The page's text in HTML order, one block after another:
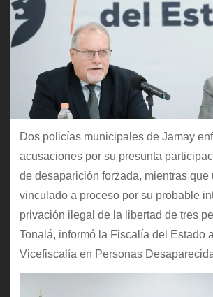
Dos policías municipales de Jamay
acusaciones por su presunta
de desaparición forzada, mientras que
vinculado a proceso por su probable
privación ilegal de la libertad de tres
Tonalá, informó la Fiscalía del Estado
Vicefiscalía en Personas